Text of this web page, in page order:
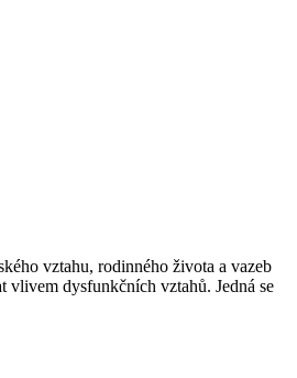
vztahu, rodinného života a vazeb
dysfunkčních vztahů. Jedná se